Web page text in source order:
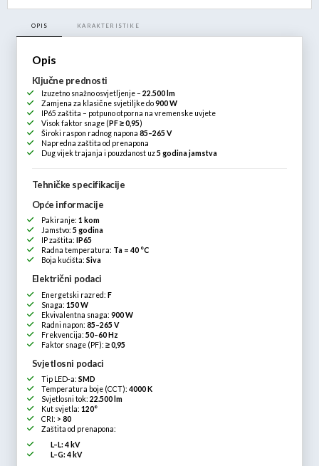
OPIS KARAKTERISTIKE
Opis
Ključne prednosti
Izuzetno snažno osvjetljenje – 22.500 lm
Zamjena za klasične svjetiljke do900 W
IP65 zaštita – potpuno otporna na vremenske uvjete
Visok faktor snage ( PF ≥ 0,95)
Široki raspon radnog napona 85–265 V
Napredna zaštita od prenapona
Dug vijek trajanja i pouzdanost uz5 godina jamstva
Tehničke specifikacije
Opće informacije
Pakiranje: 1 kom
Jamstvo: 5 godina
IP zaštita:
IP65
Radna temperatura: Ta = 40 °C
Boja kućišta: Siva
Električni podaci
Energetski razred: F
Snaga: 150 W
Ekvivalentna snaga: 900 W
Radni napon: 85–265 V
Frekvencija: 50–60 Hz
Faktor snage (PF): ≥ 0,95
Svjetlosni podaci
Tip LED-a: SMD
Temperatura boje (CCT): 4000 K
Svjetlosni tok: 22.500 lm
Kut svjetla: 120°
CRI: > 80
Zaštita od prenapona:
L–L: 4 kV
L–G: 4 kV